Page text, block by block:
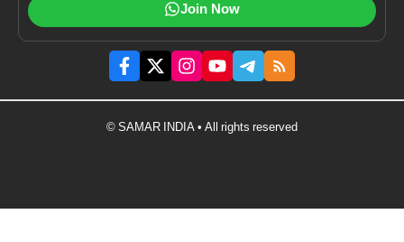
Join Now
© SAMAR INDIA • All rights reserved